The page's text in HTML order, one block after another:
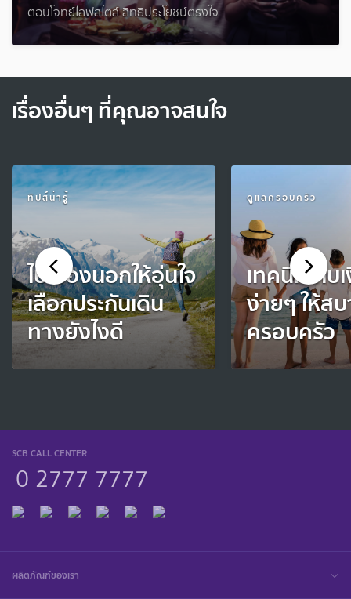
ตอบโจทย์ไลฟสไตล์ สิทธิประโยชน์ตรงใจ
เรื่องอื่นๆ ที่คุณอาจสนใจ
ทิปส์น่ารู้
ไปเมืองนอกให้อุ่นใจ
เลือกประกันเดิน
ทางยังไงดี
ดูแลครอบครัว
เทคนิคเก็บ
ง่ายๆ ให้ส
ครอบครัว
SCB CALL CENTER
0 2777 7777
ผลิตภัณฑ์ของเรา